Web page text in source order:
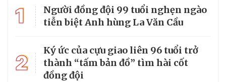
1
Người đồng đội 99 tuổi nghẹn ngào
tiễn biệt Anh hùng La Văn Cầu
2
Ký ức của cựu giao liên 96 tuổi trở
thành “tấm bản đồ” tìm hài cốt
đồng đội